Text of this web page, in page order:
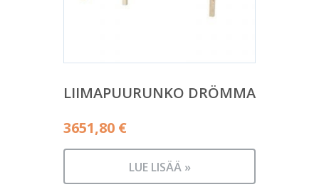
LIIMAPUURUNKO DRÖMMA
3651,80 €
LUE LISÄÄ »